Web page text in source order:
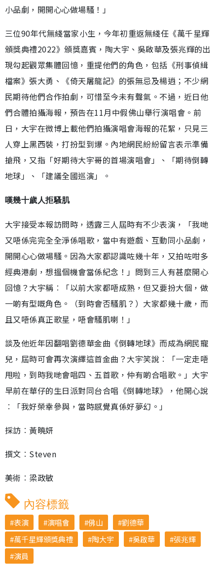
小品劇，開開心心做場騷！」
三位90年代無綫當家小生，今年初重返無綫任《萬千星輝
頒獎典禮2022》頒獎嘉賓，陶大宇、吳啟華及張兆輝的出
現勾起觀眾集體回憶，重提他們的角色，包括《刑事偵緝
檔案》張大勇、《倚天屠龍記》的張無忌及楊逍；不少網
民期待他們合作拍劇，可惜至今未有聲氣。不過，近日他
們合體拍攝海報，預告在11月中假佛山舉行演唱會。前
日，大宇在微博上載他們拍攝演唱會海報的花絮，只見三
人穿上黑西裝，打扮型到爆。內地網民紛紛留言表示準備
搶飛，又指「好期待大宇哥的首場演唱會」、「期待倒轉
地球」、「建議全國巡演」。
嘆幾十歲人拒騷肌
大宇接受本報訪問時，透露三人屆時有不少表演，「我哋
又唔係完完全全淨係唱歌，當中有遊戲、互動同小品劇，
開開心心做場騷。因為大家都認識咗幾十年，又拍咗咁多
經典港劇，想搵個機會當係紀念！」問到三人有甚麼開心
回憶？大宇稱︰「以前大家都唔成熟，但又要扮大個，做
一啲有型嘅角色。（到時會否騷肌？）大家都幾十歲，而
且又唔係真正歌星，唔會騷肌喇！」
談及他近年因翻唱劉德華金曲《倒轉地球》而成為網民寵
兒，屆時可會再次演繹這首金曲？大宇笑說︰「一定走唔
甩啦，到時我哋會唱四、五首歌，仲有啲合唱歌。」大宇
早前在華仔的生日派對同台合唱《倒轉地球》，他開心說
︰「我好榮幸參與，當時感覺真係好夢幻。」
採訪︰黃曉妍
撰文︰Steven
美術︰梁政敏
內容標籤
表演 演唱會 佛山
劉德華
萬千星輝頒獎典禮
陶大宇 吳啟華
張兆輝
演員